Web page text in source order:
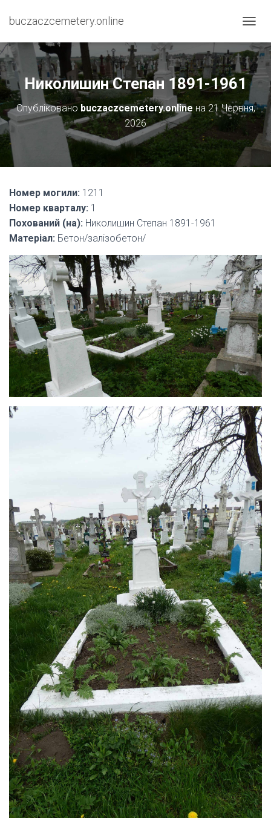
buczaczcemetery.online
Е
Р
Е
М
К
Н
У
Т
Н
В
Николишин Степан 1891-1961
Опубліковано buczaczcemetery.online на 21 Червня,
2026
Номер могили: 1211
Номер кварталу: 1
Похований (на): Николишин Степан 1891-1961
Матеріал: Бетон/залізобетон/